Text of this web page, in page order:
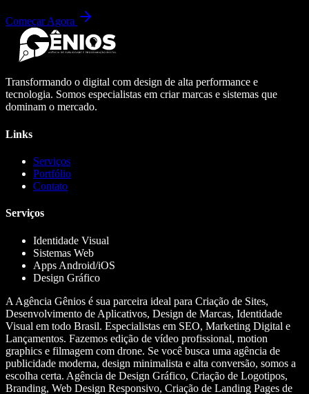
Começar Agora
Transformando o digital com design de alta performance e
tecnologia. Somos especialistas em criar marcas e sistemas que
dominam o mercado.
Links
Serviços
Portfólio
Contato
Serviços
Identidade Visual
Sistemas Web
Apps Android/iOS
Design Gráfico
A Agência Gênios é sua parceira ideal para Criação de Sites,
Desenvolvimento de Aplicativos, Design de Marcas, Identidade
Visual em todo Brasil. Especialistas em SEO, Marketing Digital e
Lançamentos. Fazemos edição de vídeo profissional, motion
graphics e filmagem com drone. Se você busca uma agência de
publicidade moderna, design minimalista e alta conversão, somos a
escolha certa. Agência de Design Gráfico, Criação de Logotipos,
Branding, Web Design Responsivo, Criação de Landing Pages de